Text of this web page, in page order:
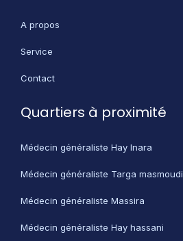
A propos
Service
Contact
Quartiers à proximité
Médecin généraliste Hay Inara
Médecin généraliste Targa masmoudi
Médecin généraliste Massira
Médecin généraliste Hay hassani